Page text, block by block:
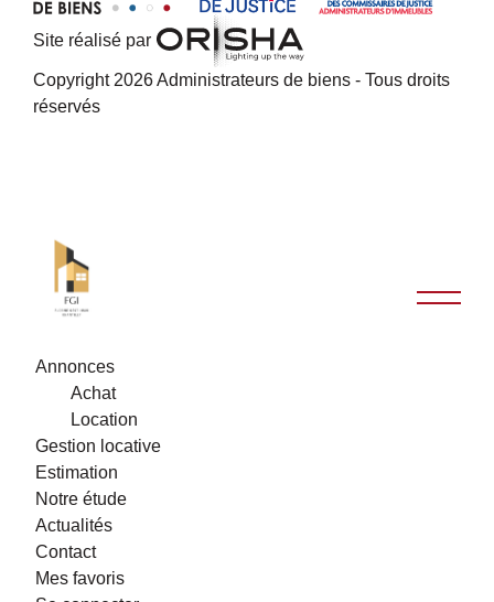
Site réalisé par
Copyright 2026 Administrateurs de biens - Tous droits
réservés
Annonces
Achat
Location
Gestion locative
Estimation
Notre étude
Actualités
Contact
Mes favoris